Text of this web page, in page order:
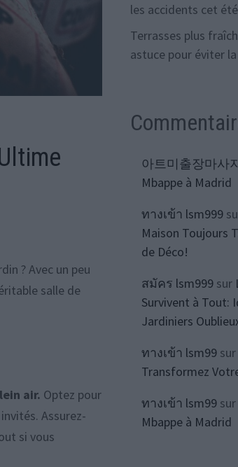
? Avec un peu
salle de
air. Optez pour
Assurez-
si vous
les accidents cet été
Terrasses plus
astuce pour éviter
아트미출장마사
Mbappe à Madrid
ทางเข้า lsm999
Maison Toujours
de Déco!
สมัคร lsm999sur
Survivent à Tout:
Jardiniers
ทางเข้า lsm99sur
Transformez
ทางเข้า lsm99sur
Mbappe à Madrid